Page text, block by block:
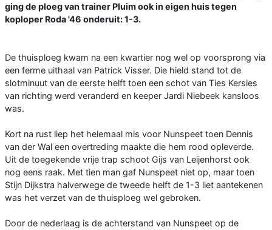
ging de ploeg van trainer Pluim ook in eigen huis tegen
koploper Roda '46 onderuit: 1-3.
De thuisploeg kwam na een kwartier nog wel op voorsprong via
een ferme uithaal van Patrick Visser. Die hield stand tot de
slotminuut van de eerste helft toen een schot van Ties Kersies
van richting werd veranderd en keeper Jardi Niebeek kansloos
was.
Kort na rust liep het helemaal mis voor Nunspeet toen Dennis
van der Wal een overtreding maakte die hem rood opleverde.
Uit de toegekende vrije trap schoot Gijs van Leijenhorst ook
nog eens raak. Met tien man gaf Nunspeet niet op, maar toen
Stijn Dijkstra halverwege de tweede helft de 1-3 liet aantekenen
was het verzet van de thuisploeg wel gebroken.
Door de nederlaag is de achterstand van Nunspeet op de